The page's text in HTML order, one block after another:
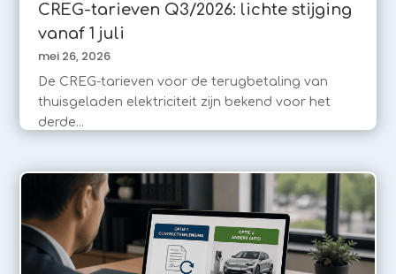
CREG-tarieven Q3/2026: lichte stijging
vanaf 1 juli
mei 26, 2026
De CREG-tarieven voor de terugbetaling van
thuisgeladen elektriciteit zijn bekend voor het
derde...